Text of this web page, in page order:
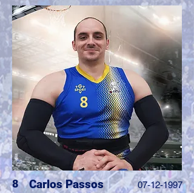
8 Carlos Passos 07-12-1997